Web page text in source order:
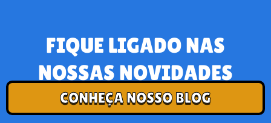
FIQUE LIGADO NAS
NOSSAS NOVIDADES
CONHEÇA NOSSO BLOG